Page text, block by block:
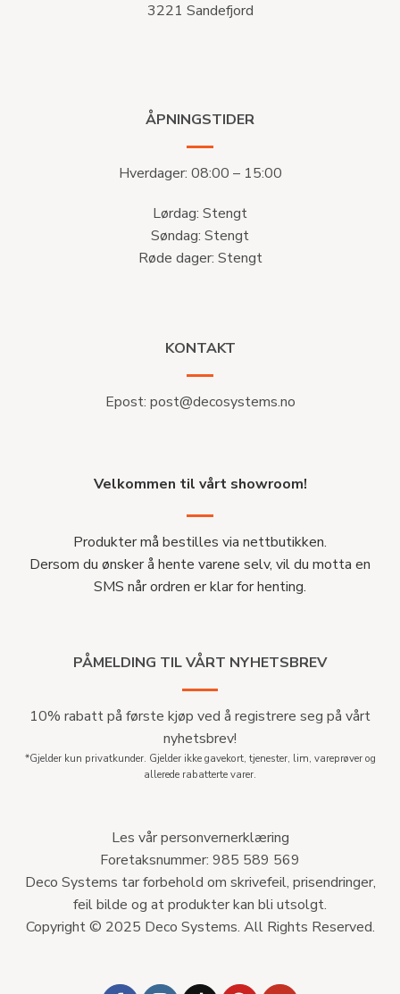
3221 Sandefjord
ÅPNINGSTIDER
Hverdager: 08:00 – 15:00
Lørdag: Stengt
Søndag: Stengt
Røde dager: Stengt
KONTAKT
Epost: post@decosystems.no
Velkommen til vårt showroom!
Produkter må bestilles via nettbutikken.
Dersom du ønsker å hente varene selv, vil du motta en
SMS når ordren er klar for henting.
PÅMELDING TIL VÅRT NYHETSBREV
10% rabatt på første kjøp ved å registrere seg på vårt
nyhetsbrev!
*Gjelder kun privatkunder. Gjelder ikke gavekort, tjenester, lim, vareprøver og
allerede rabatterte varer.
Les vår personvernerklæring
Foretaksnummer: 985 589 569
Deco Systems tar forbehold om skrivefeil, prisendringer,
feil bilde og at produkter kan bli utsolgt.
Copyright © 2025 Deco Systems. All Rights Reserved.